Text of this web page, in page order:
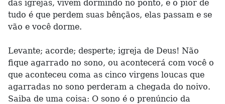
das igrejas, vivem dormindo no ponto, e o pior de
tudo é que perdem suas bênçãos, elas passam e se
vão e você dorme.
Levante; acorde; desperte; igreja de Deus! Não
fique agarrado no sono, ou acontecerá com você o
que aconteceu coma as cinco virgens loucas que
agarradas no sono perderam a chegada do noivo.
Saiba de uma coisa: O sono é o prenúncio da